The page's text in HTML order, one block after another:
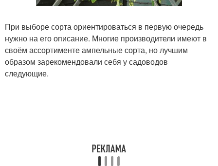
При выборе сорта ориентироваться в первую очередь
нужно на его описание. Многие производители имеют в
своём ассортименте ампельные сорта, но лучшим
образом зарекомендовали себя у садоводов
следующие.